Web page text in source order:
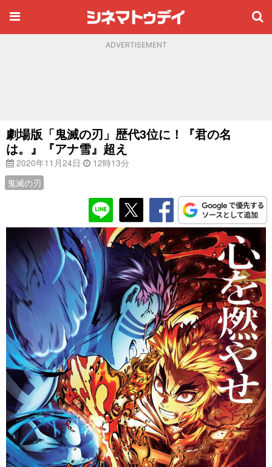
ADVERTISEMENT
劇場版「鬼滅の刃」歴代3位に！『君の名
は。』『アナ雪』超え
2020年11月24日
12時13分
鬼滅の刃